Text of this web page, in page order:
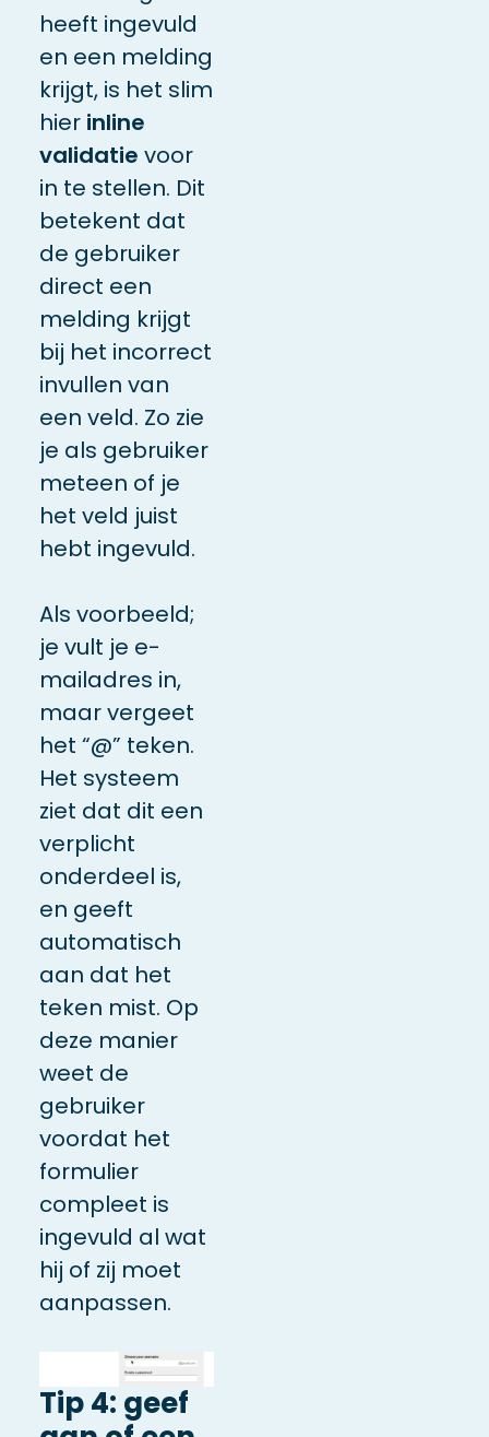
heeft ingevuld
en een melding
krijgt, is het slim
hier inline
validatie voor
in te stellen. Dit
betekent dat
de gebruiker
direct een
melding krijgt
bij het incorrect
invullen van
een veld. Zo zie
je als gebruiker
meteen of je
het veld juist
hebt ingevuld.
Als voorbeeld;
je vult je e-
mailadres in,
maar vergeet
het “@” teken.
Het systeem
ziet dat dit een
verplicht
onderdeel is,
en geeft
automatisch
aan dat het
teken mist. Op
deze manier
weet de
gebruiker
voordat het
formulier
compleet is
ingevuld al wat
hij of zij moet
aanpassen.
Tip 4: geef